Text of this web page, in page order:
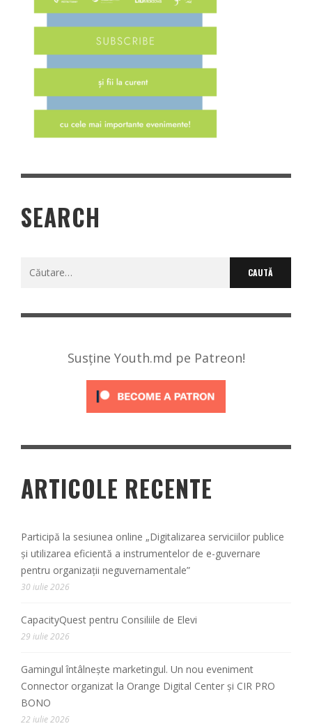
SEARCH
Caută
Susține Youth.md pe Patreon!
ARTICOLE RECENTE
Participă la sesiunea online „Digitalizarea serviciilor publice
și utilizarea eficientă a instrumentelor de e-guvernare
pentru organizații neguvernamentale”
30 iulie 2026
CapacityQuest pentru Consiliile de Elevi
29 iulie 2026
Gamingul întâlnește marketingul. Un nou eveniment
Connector organizat la Orange Digital Center și CIR PRO
BONO
22 iulie 2026